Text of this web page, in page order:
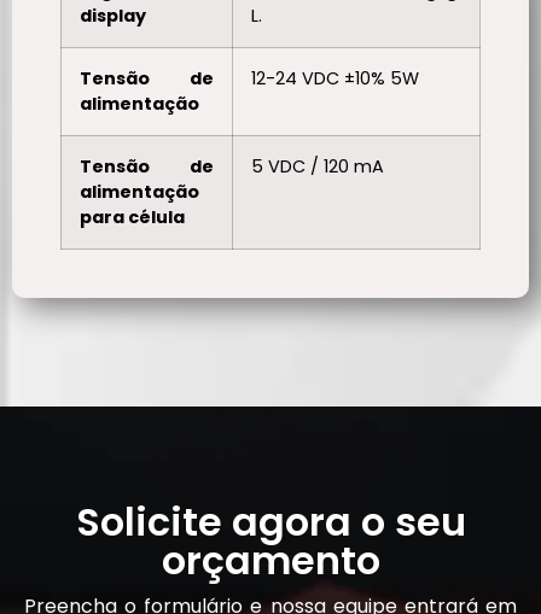
display
L.
Tensão de
alimentação
12-24 VDC ±10% 5W
Tensão de
alimentação
para célula
5 VDC / 120 mA
Solicite agora o seu
orçamento
Preencha o formulário e nossa equipe entrará em